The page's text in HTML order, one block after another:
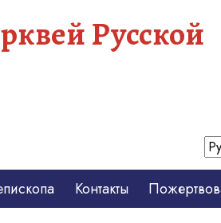
Русской
Контакты